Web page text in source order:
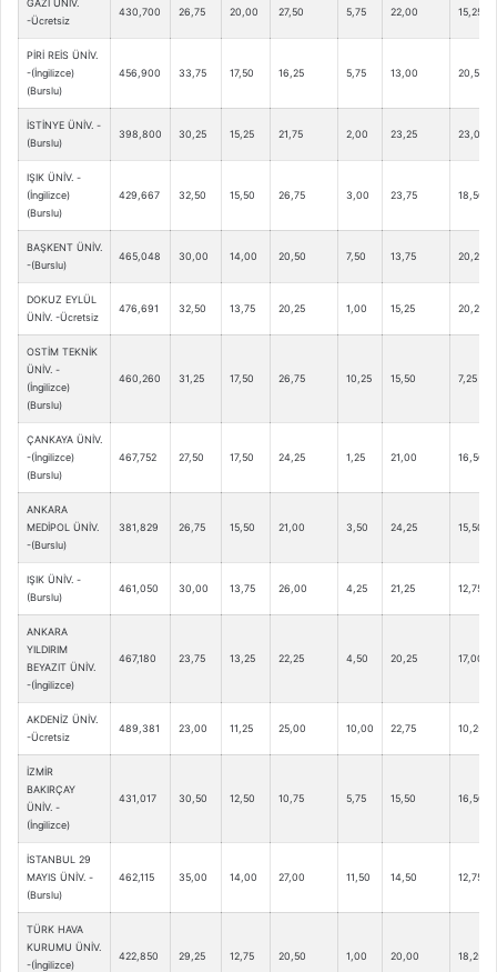
-Ücretsiz
430,700 26,75 20,00 27,50 5,75 22,00 15,25
PİRİ REİS ÜNİV.
-(İngilizce)
(Burslu)
456,900 33,75 17,50 16,25 5,75 13,00 20,50
İSTİNYE ÜNİV. -
(Burslu)
398,800 30,25 15,25 21,75 2,00 23,25 23,00
IŞIK ÜNİV. -
(İngilizce)
(Burslu)
429,667 32,50 15,50 26,75 3,00 23,75 18,50
BAŞKENT ÜNİV.
-(Burslu)
465,048 30,00 14,00 20,50 7,50 13,75 20,25
DOKUZ EYLÜL
ÜNİV. -Ücretsiz
476,691 32,50 13,75 20,25 1,00 15,25 20,25
OSTİM TEKNİK
ÜNİV. -
(İngilizce)
(Burslu)
460,260 31,25 17,50 26,75 10,25 15,50 7,25
ÇANKAYA ÜNİV.
-(İngilizce)
(Burslu)
467,752 27,50 17,50 24,25 1,25 21,00 16,50
ANKARA
MEDİPOL ÜNİV.
-(Burslu)
381,829 26,75 15,50 21,00 3,50 24,25 15,50
IŞIK ÜNİV. -
(Burslu)
461,050 30,00 13,75 26,00 4,25 21,25 12,75
ANKARA
YILDIRIM
BEYAZIT ÜNİV.
-(İngilizce)
467,180 23,75 13,25 22,25 4,50 20,25 17,00
AKDENİZ ÜNİV.
-Ücretsiz
489,381 23,00 11,25 25,00 10,00 22,75 10,25
İZMİR
BAKIRÇAY
ÜNİV. -
(İngilizce)
431,017 30,50 12,50 10,75 5,75 15,50 16,50
İSTANBUL 29
MAYIS ÜNİV. -
(Burslu)
462,115 35,00 14,00 27,00 11,50 14,50 12,75
TÜRK HAVA
KURUMU ÜNİV.
-(İngilizce)
422,850 29,25 12,75 20,50 1,00 20,00 18,25